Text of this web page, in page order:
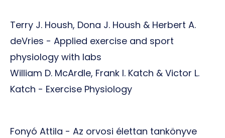
Terry J. Housh, Dona J. Housh & Herbert A.
deVries - Applied exercise and sport
physiology with labs
William D. McArdle, Frank I. Katch & Victor L.
Katch - Exercise Physiology
Fonyó Attila - Az orvosi élettan tankönyve